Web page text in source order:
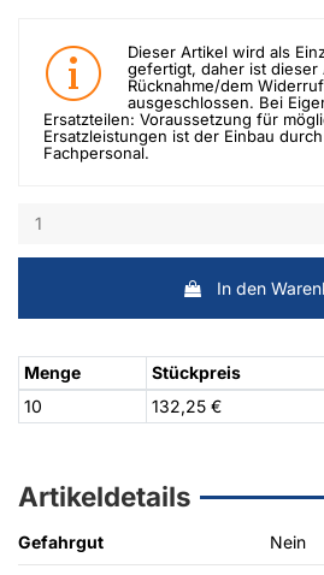
Dieser Artikel wird als
gefertigt, daher ist dieser
Rücknahme/dem
ausgeschlossen. Bei
Ersatzteilen: Voraussetzung für
Ersatzleistungen ist der Einbau
Fachpersonal.
In den
Menge Stückpreis
10
132,25 €
Artikeldetails
Gefahrgut Nein